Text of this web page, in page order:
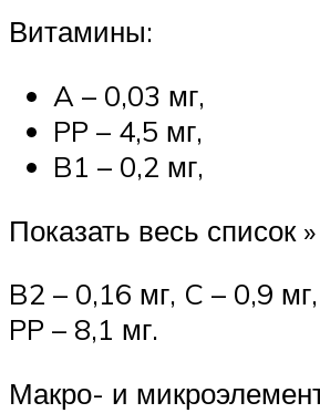
Витамины:
A – 0,03 мг,
PP – 4,5 мг,
B1 – 0,2 мг,
Показать весь список »
B2 – 0,16 мг, C – 0,9
PP – 8,1 мг.
Макро- и